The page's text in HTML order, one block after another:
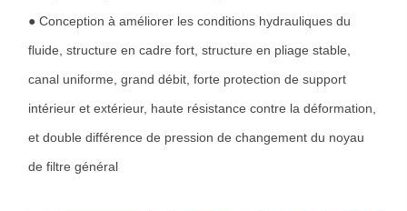
● Conception à améliorer les conditions hydrauliques du
fluide, structure en cadre fort, structure en pliage stable,
canal uniforme, grand débit, forte protection de support
intérieur et extérieur, haute résistance contre la déformation,
et double différence de pression de changement du noyau
de filtre général